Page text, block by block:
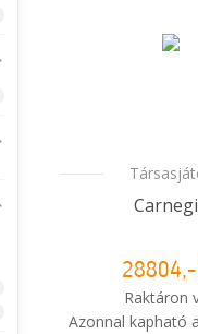
Raktáron
Azonnal kapható